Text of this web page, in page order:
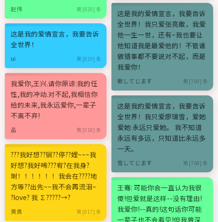
赵伟 第 [820] 条
这是我的爱情宣言，我要告诉
全世界！
ui 第 [819] 条
我爱你,王兴.请你原谅:我的任
性,我的冲动.对不起,我相信你
给的未来,我永远爱你,一辈子
不离不弃!
晶 第 [818] 条
???我好想??锏??停??娌~~~我
好想?我好唏???宥?在我身?
埘！！！！！！我会在????地
方等??出先~~我不会再流泪~~
?love? 我 ∑?????→?
黄勇 第 [817] 条
这是我的爱情宣言，我要告诉
全世界！我只爱张亮敢，我爱
他一生一世，还有~我也要让
他知道我是最爱他的！不管谁
做错事都不要说对不起，而是
我爱你！
敢してじます 第 [769] 条
这是我的爱情宣言，我要告诉
全世界！我只爱廖瑞雪，爱她
爱她 永远只爱她。 我不知道
永远有多远，只知道比永远多
一天。
雪してじます 第 [768] 条
王骞: 可能你会一直认为我很
傻!但爱就是这样--没有理由!
我爱你!--真的!这句话你可能
一辈子也不会看见!但我曾深